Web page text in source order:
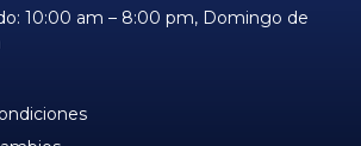
10:00 am – 8:00 pm, ​Domingo de